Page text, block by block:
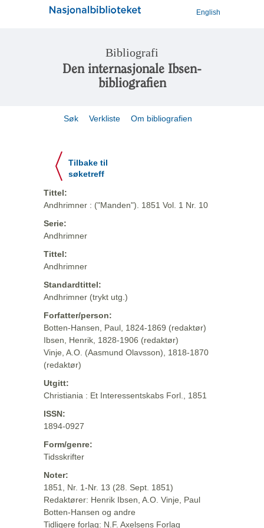
English
Bibliografi
Den internasjonale Ibsen-
bibliografien
Søk Verkliste Om bibliografien
Tilbake til
søketreff
Tittel:
Andhrimner : ("Manden"). 1851 Vol. 1 Nr. 10
Serie:
Andhrimner
Tittel:
Andhrimner
Standardtittel:
Andhrimner (trykt utg.)
Forfatter/person:
Botten-Hansen, Paul, 1824-1869 (redaktør)
Ibsen, Henrik, 1828-1906 (redaktør)
Vinje, A.O. (Aasmund Olavsson), 1818-1870
(redaktør)
Utgitt:
Christiania : Et Interessentskabs Forl., 1851
ISSN:
1894-0927
Form/genre:
Tidsskrifter
Noter:
1851, Nr. 1-Nr. 13 (28. Sept. 1851)
Redaktører: Henrik Ibsen, A.O. Vinje, Paul
Botten-Hansen og andre
Tidligere forlag: N.F. Axelsens Forlag